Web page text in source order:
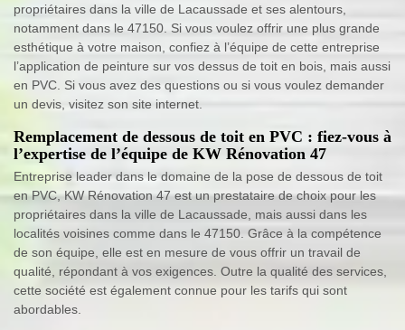
propriétaires dans la ville de Lacaussade et ses alentours,
notamment dans le 47150. Si vous voulez offrir une plus grande
esthétique à votre maison, confiez à l’équipe de cette entreprise
l’application de peinture sur vos dessus de toit en bois, mais aussi
en PVC. Si vous avez des questions ou si vous voulez demander
un devis, visitez son site internet.
Remplacement de dessous de toit en PVC : fiez-vous à
l’expertise de l’équipe de KW Rénovation 47
Entreprise leader dans le domaine de la pose de dessous de toit
en PVC, KW Rénovation 47 est un prestataire de choix pour les
propriétaires dans la ville de Lacaussade, mais aussi dans les
localités voisines comme dans le 47150. Grâce à la compétence
de son équipe, elle est en mesure de vous offrir un travail de
qualité, répondant à vos exigences. Outre la qualité des services,
cette société est également connue pour les tarifs qui sont
abordables.